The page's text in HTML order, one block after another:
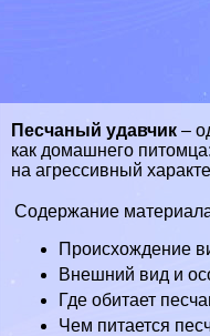
Песчаный удавчик –
как домашнего
на агрессивный
Содержание
Происхождение
Внешний вид и
Где обитает
Чем питается